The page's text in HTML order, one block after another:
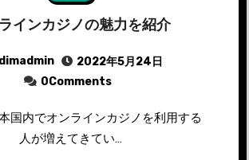
インカジノの魅力を紹介
dimadmin
2022年5月24日
0Comments
人が増えてきてい…